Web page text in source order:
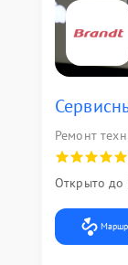
Ремонт
Открыто до